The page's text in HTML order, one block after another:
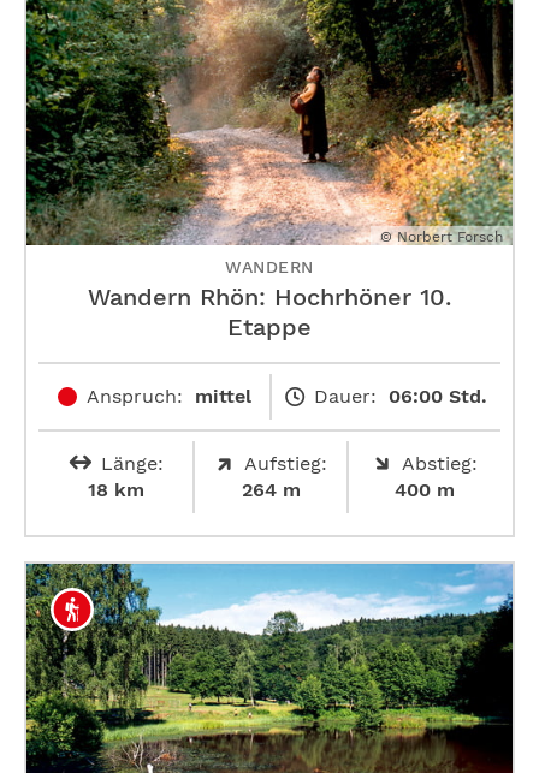
© Norbert Forsch
WANDERN
Wandern Rhön: Hochrhöner 10.
Etappe
Anspruch: mittel Dauer: 06:00 Std.
Länge:
18 km
Aufstieg:
264 m
Abstieg:
400 m